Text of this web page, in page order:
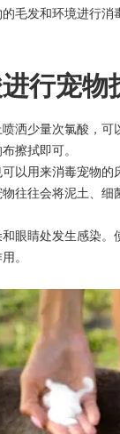
毛发和环境进行
行宠物
洒少量次氯酸，
擦拭即可。
以用来消毒宠物的
往往会将泥土、
眼睛处发生感染
。